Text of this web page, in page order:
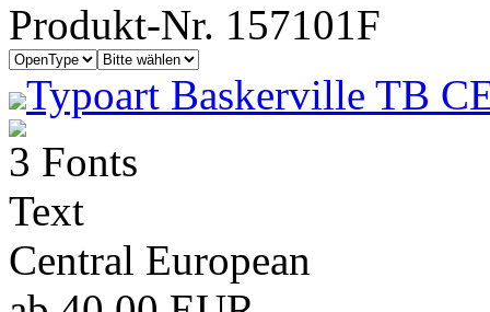
Produkt-Nr. 157101F
Typoart Baskerville TB
3 Fonts
Text
Central European